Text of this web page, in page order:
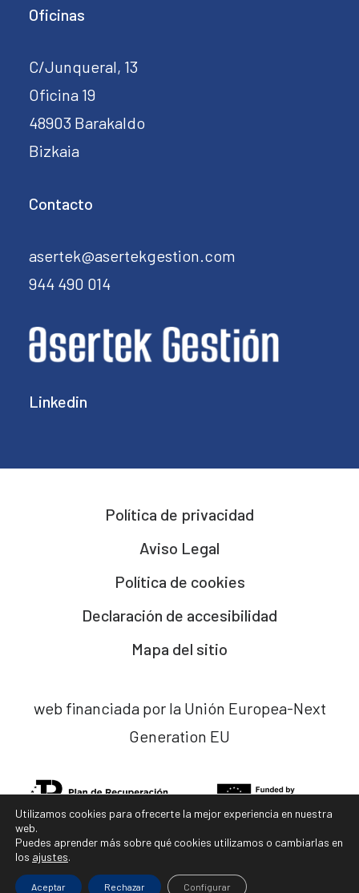
Linkedin
Oficinas
C/Junqueral, 13
Oficina 19
48903 Barakaldo
Bizkaia
Contacto
asertek@asertekgestion.com
944 490 014
Política de privacidad
Aviso Legal
Política de cookies
Declaración de accesibilidad
Mapa del sitio
web financiada por la Unión Europea-Next
Generation EU
diseño web xladocena.com
Utilizamos cookies para ofrecerte la mejor experiencia en nuestra
web.
Puedes aprender más sobre qué cookies utilizamos o cambiarlas en
los ajustes.
Aceptar Rechazar Configurar